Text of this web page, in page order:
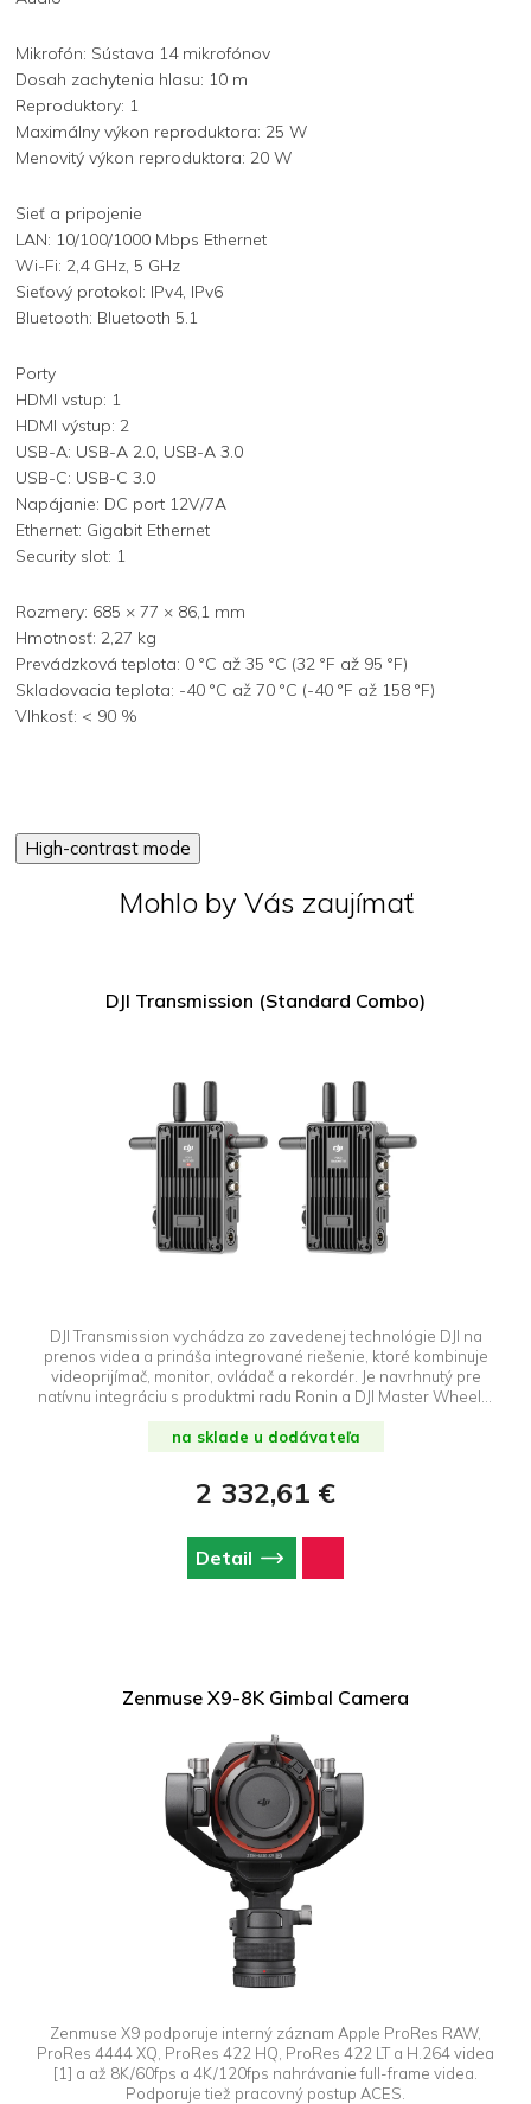
Mikrofón: Sústava 14 mikrofónov
Dosah zachytenia hlasu: 10 m
Reproduktory: 1
Maximálny výkon reproduktora: 25 W
Menovitý výkon reproduktora: 20 W
Sieť a pripojenie
LAN: 10/100/1000 Mbps Ethernet
Wi-Fi: 2,4 GHz, 5 GHz
Sieťový protokol: IPv4, IPv6
Bluetooth: Bluetooth 5.1
Porty
HDMI vstup: 1
HDMI výstup: 2
USB-A: USB-A 2.0, USB-A 3.0
USB-C: USB-C 3.0
Napájanie: DC port 12V/7A
Ethernet: Gigabit Ethernet
Security slot: 1
Rozmery: 685 × 77 × 86,1 mm
Hmotnosť: 2,27 kg
Prevádzková teplota: 0 °C až 35 °C (32 °F až 95 °F)
Skladovacia teplota: -40 °C až 70 °C (-40 °F až 158 °F)
Vlhkosť: < 90 %
High-contrast mode
Mohlo by Vás zaujímať
DJI Transmission (Standard Combo)
DJI Transmission vychádza zo zavedenej technológie DJI na
prenos videa a prináša integrované riešenie, ktoré kombinuje
videoprijímač, monitor, ovládač a rekordér. Je navrhnutý pre
natívnu integráciu s produktmi radu Ronin a DJI Master Wheels,
poskytuje víziu presahujúcu hranice.
na sklade u dodávateľa
2 332,61 €
Detail
Zenmuse X9-8K Gimbal Camera
Zenmuse X9 podporuje interný záznam Apple ProRes RAW,
ProRes 4444 XQ, ProRes 422 HQ, ProRes 422 LT a H.264 videa
[1] a až 8K/60fps a 4K/120fps nahrávanie full-frame videa.
Podporuje tiež pracovný postup ACES.